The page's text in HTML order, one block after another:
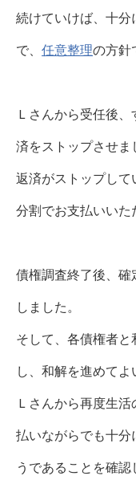
続けていけば、十分
で、 任意整理の方針
Ｌさんから受任後
済をストップさせま
返済がストップして
分割でお支払いいた
債権調査終了後、確
しました。
そして、各債権者と
し、和解を進めてよ
Ｌさんから再度生
払いながらでも十分
うであることを確